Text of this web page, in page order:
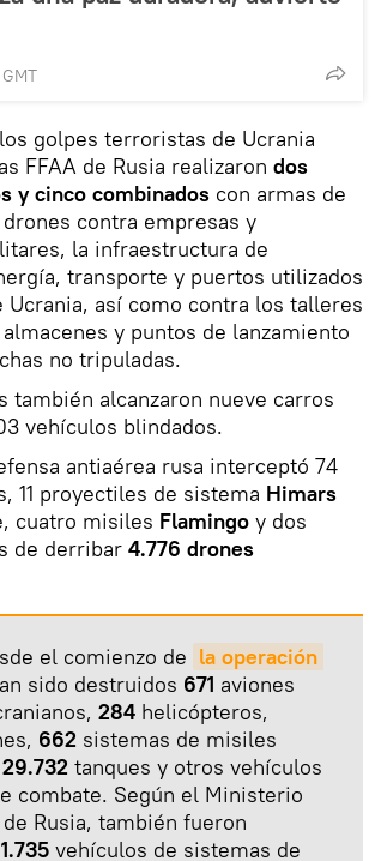
golpes terroristas de Ucrania
FFAA de Rusia realizaron dos
y cinco combinados con armas de
contra empresas y
la infraestructura de
transporte y puertos utilizados
Ucrania, así como contra los talleres
y puntos de lanzamiento
no tripuladas.
también alcanzaron nueve carros
vehículos blindados.
antiaérea rusa interceptó 74
11 proyectiles de sistema Himars
cuatro misiles Flamingo y dos
de derribar 4.776 drones
el comienzo de la operación
sido destruidos 671 aviones
284 helicópteros,
662 sistemas de misiles
29.732 tanques y otros vehículos
combate. Según el Ministerio
Rusia, también fueron
1.735 vehículos de sistemas de